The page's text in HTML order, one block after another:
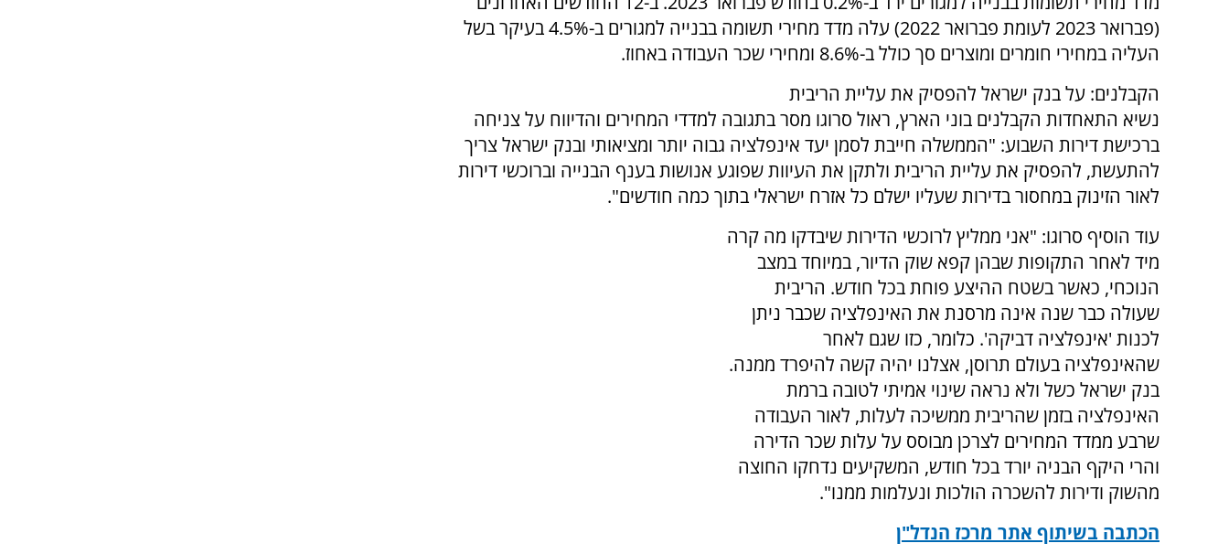
(פברואר 2023 לעומת פברואר 2022) עלה מדד מחירי תשומה בבנייה למגורים ב-4.5% בעיקר בשל
העליה במחירי חומרים ומוצרים סך כולל ב-8.6% ומחירי שכר העבודה באחוז.
הקבלנים: על בנק ישראל להפסיק את עליית הריבית
נשיא התאחדות הקבלנים בוני הארץ, ראול סרוגו מסר בתגובה למדדי המחירים והדיווח על צניחה
ברכישת דירות השבוע: "הממשלה חייבת לסמן יעד אינפלציה גבוה יותר ומציאותי ובנק ישראל צריך
להתעשת, להפסיק את עליית הריבית ולתקן את העיוות שפוגע אנושות בענף הבנייה וברוכשי דירות
לאור הזינוק במחסור בדירות שעליו ישלם כל אזרח ישראלי בתוך כמה חודשים".
עוד הוסיף סרוגו: "אני ממליץ לרוכשי הדירות שיבדקו מה קרה
מיד לאחר התקופות שבהן קפא שוק הדיור, במיוחד במצב
הנוכחי, כאשר בשטח ההיצע פוחת בכל חודש. הריבית
שעולה כבר שנה אינה מרסנת את האינפלציה שכבר ניתן
לכנות 'אינפלציה דביקה'. כלומר, כזו שגם לאחר
שהאינפלציה בעולם תרוסן, אצלנו יהיה קשה להיפרד ממנה.
בנק ישראל כשל ולא נראה שינוי אמיתי לטובה ברמת
האינפלציה בזמן שהריבית ממשיכה לעלות, לאור העבודה
שרבע ממדד המחירים לצרכן מבוסס על עלות שכר הדירה
והרי היקף הבניה יורד בכל חודש, המשקיעים נדחקו החוצה
מהשוק ודירות להשכרה הולכות ונעלמות ממנו".
הכתבה בשיתוף אתר מרכז הנדל"ן